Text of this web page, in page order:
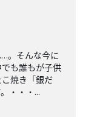
。そんな今に
も誰もが子供
焼き「銀だ
・・・...